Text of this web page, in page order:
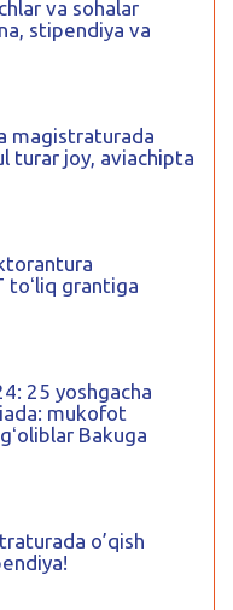
va sohalar
stipendiya va
magistraturada
turar joy, aviachipta
toʻliq grantiga
25 yoshgacha
mukofot
Bakuga
o’qish